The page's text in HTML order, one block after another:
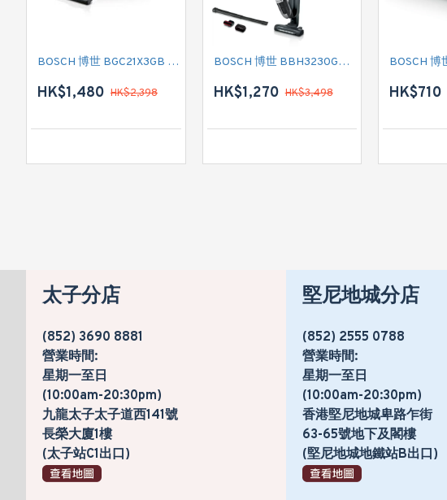
BOSCH 博世 BGC21X3GB 有線吸塵機
HK$1,480 HK$2,398
BOSCH 博世 BBH3230GB 無線吸塵機
HK$1,270 HK$3,498 HK$710
太子分店
(852) 3690 8881
營業時間:
星期一至日
(10:00am-20:30pm)
九龍太子太子道西141號
長榮大廈1樓
(太子站C1出口)
堅尼地城分店
(852) 2555 0788
營業時間:
星期一至日
(10:00am-20:30pm)
香港堅尼地城卑路乍街
63-65號地下及閣樓
(堅尼地城地鐵站B出口)